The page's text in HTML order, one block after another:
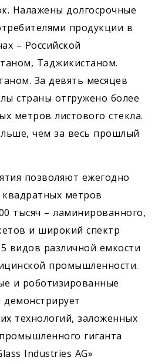
Налажены долгосрочные
продукции в
– Российской
Таджикистаном.
За девять месяцев
страны отгружено более
метров листового стекла.
чем за весь прошлый
позволяют ежегодно
метров
тысяч – ламинированного,
и широкий спектр
видов различной емкости
промышленности.
и роботизированные
технологий, заложенных
гиганта
Industries AG»